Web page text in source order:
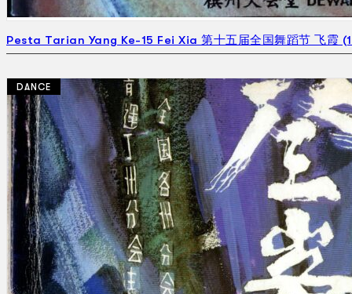
Pesta Tarian Yang Ke-15 Fei Xia 第十五届全国舞蹈节 飞霞
DANCE